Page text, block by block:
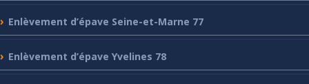
Enlèvement d’épave Seine-et-Marne 77
Enlèvement d’épave Yvelines 78